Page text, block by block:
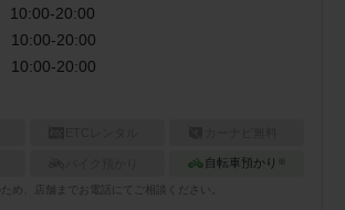
10:00-20:00
10:00-20:00
10:00-20:00
自転車預かり ※
ため、店舗までお電話にてご相談ください。